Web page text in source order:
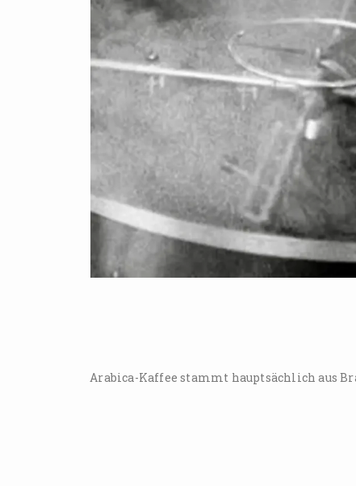
Arabica-Kaffee stammt hauptsächlich aus